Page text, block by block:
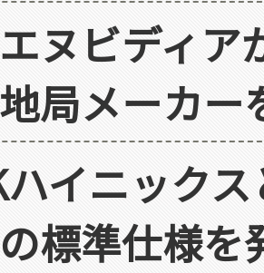
ヌビディア
局メーカー
ハイニック
標準仕様を